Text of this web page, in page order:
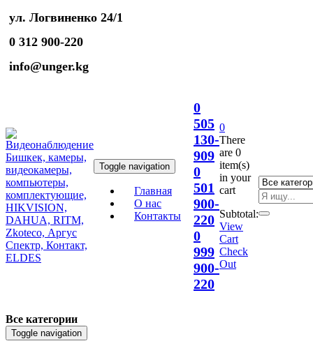
ул. Логвиненко 24/1
0 312 900-220
info@unger.kg
Toggle navigation
Главная
О нас
Контакты
0
505
130-
909
0
501
900-
220
0
999
900-
220
0
There
are 0
item(s)
in your
cart
Subtotal:
View
Cart
Check
Out
Все категории
Toggle navigation